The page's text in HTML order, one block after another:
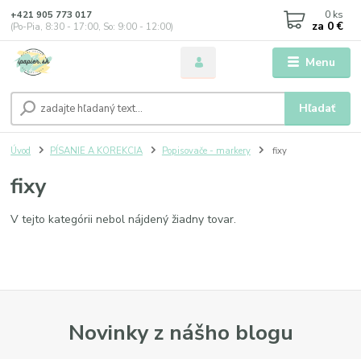
Menu
Hľadať
+421 905 773 017
(Po-Pia, 8:30 - 17:00, So: 9:00 - 12:00)
0 ks
za 0 €
Úvod PÍSANIE A KOREKCIA Popisovače - markery fixy
fixy
V tejto kategórii nebol nájdený žiadny tovar.
Novinky z nášho blogu